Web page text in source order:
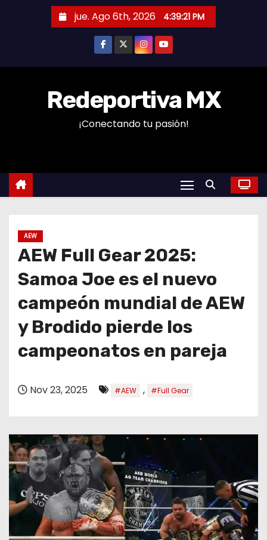
n
jue. Ago 6th, 2026 4:39:22 PM
Redeportiva MX
¡Conectando tu pasión!
AEW
AEW Full Gear 2025:
Samoa Joe es el nuevo
campeón mundial de AEW
y Brodido pierde los
campeonatos en pareja
Nov 23, 2025 #AEW , #Full Gear